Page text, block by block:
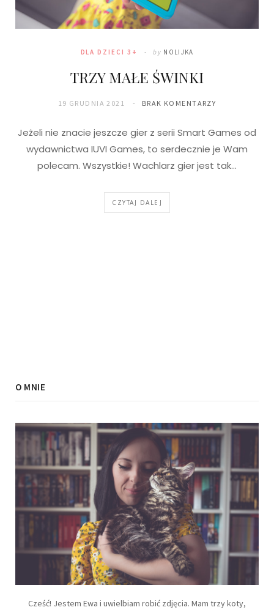
DLA DZIECI 3+ by NOLIJKA
TRZY MAŁE ŚWINKI
19 GRUDNIA 2021 BRAK KOMENTARZY
Jeżeli nie znacie jeszcze gier z serii Smart Games od
wydawnictwa IUVI Games, to serdecznie je Wam
polecam. Wszystkie! Wachlarz gier jest tak…
CZYTAJ DALEJ
O MNIE
Cześć! Jestem Ewa i uwielbiam robić zdjęcia. Mam trzy koty,